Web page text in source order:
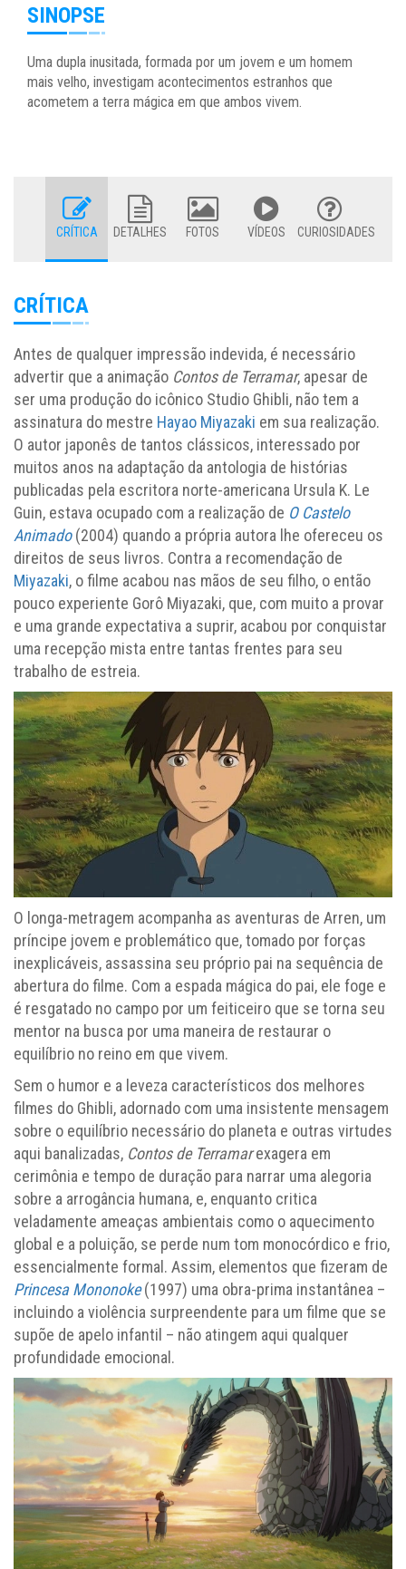
SINOPSE
Uma dupla inusitada, formada por um jovem e um homem
mais velho, investigam acontecimentos estranhos que
acometem a terra mágica em que ambos vivem.
CRÍTICA DETALHES FOTOS VÍDEOS CURIOSIDADES
CRÍTICA
Antes de qualquer impressão indevida, é necessário
advertir que a animação Contos de Terramar, apesar de
ser uma produção do icônico Studio Ghibli, não tem a
assinatura do mestre Hayao Miyazaki em sua realização.
O autor japonês de tantos clássicos, interessado por
muitos anos na adaptação da antologia de histórias
publicadas pela escritora norte-americana Ursula K. Le
Guin, estava ocupado com a realização de O Castelo
Animado(2004) quando a própria autora lhe ofereceu os
direitos de seus livros. Contra a recomendação de
Miyazaki, o filme acabou nas mãos de seu filho, o então
pouco experiente Gorô Miyazaki, que, com muito a provar
e uma grande expectativa a suprir, acabou por conquistar
uma recepção mista entre tantas frentes para seu
trabalho de estreia.
O longa-metragem acompanha as aventuras de Arren, um
príncipe jovem e problemático que, tomado por forças
inexplicáveis, assassina seu próprio pai na sequência de
abertura do filme. Com a espada mágica do pai, ele foge e
é resgatado no campo por um feiticeiro que se torna seu
mentor na busca por uma maneira de restaurar o
equilíbrio no reino em que vivem.
Sem o humor e a leveza característicos dos melhores
filmes do Ghibli, adornado com uma insistente mensagem
sobre o equilíbrio necessário do planeta e outras virtudes
aqui banalizadas, Contos de Terramarexagera em
cerimônia e tempo de duração para narrar uma alegoria
sobre a arrogância humana, e, enquanto critica
veladamente ameaças ambientais como o aquecimento
global e a poluição, se perde num tom monocórdico e frio,
essencialmente formal. Assim, elementos que fizeram de
Princesa Mononoke(1997) uma obra-prima instantânea –
incluindo a violência surpreendente para um filme que se
supõe de apelo infantil – não atingem aqui qualquer
profundidade emocional.